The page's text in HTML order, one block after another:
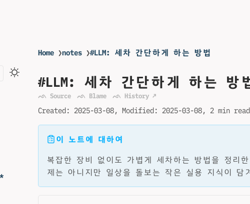
Home ❯notes ❯#LLM: 세차 간단하게 하는 방법
#LLM: 세차 간단하게 하는 방
ᨒ Source ᨒ Blame ᨒ History ↗
Created: 2025-03-08 Modified: 2025-03-08 2 min read
이 노트에 대하여
복잡한 장비 없이도 가볍게 세차하는 방법을 정리
제는 아니지만 일상을 돌보는 작은 실용 지식이 담